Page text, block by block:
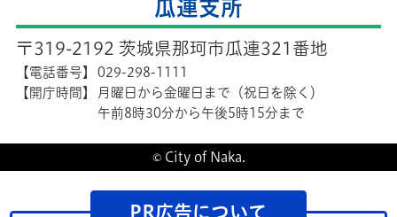
瓜連支所
〒319-2192 茨城県那珂市瓜連321番地
【電話番号】
029-298-1111
【開庁時間】
月曜日から金曜日まで（祝日を除く）
午前8時30分から午後5時15分まで
© City of Naka.
PR広告について